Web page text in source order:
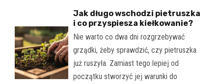
Jak długo wschodzi pietruszka
i co przyspiesza kiełkowanie?
Nie warto co dwa dni rozgrzebywać
grządki, żeby sprawdzić, czy pietruszka
już ruszyła. Zamiast tego lepiej od
początku stworzyć jej warunki do